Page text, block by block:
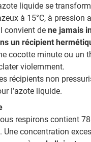
liquide se
à 15°C, à pression
convient de ne jamais
un récipient
cocotte minute ou un
violemment.
récipients non
l’azote liquide.
respirons contient 78
Une concentration